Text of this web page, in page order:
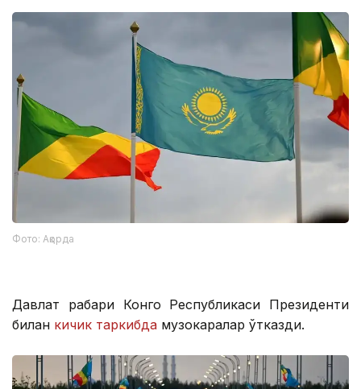
Фото: Ақорда
Давлат раҳбари Конго Республикаси Президенти
билан кичик таркибда музокаралар ўтказди.